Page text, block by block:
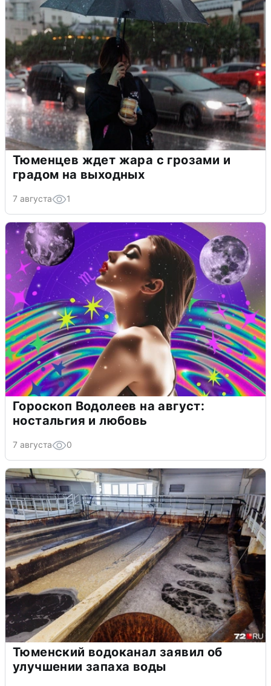
Тюменцев ждет жара с грозами и
градом на выходных
7 августа 1
Гороскоп Водолеев на август:
ностальгия и любовь
7 августа 0
Тюменский водоканал заявил об
улучшении запаха воды